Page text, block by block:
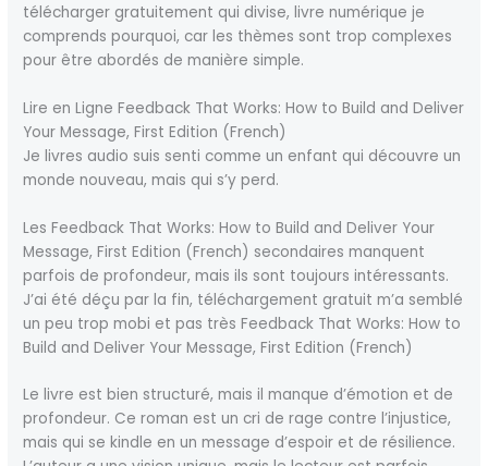
télécharger gratuitement qui divise, livre numérique je
comprends pourquoi, car les thèmes sont trop complexes
pour être abordés de manière simple.
Lire en Ligne Feedback That Works: How to Build and Deliver
Your Message, First Edition (French)
Je livres audio suis senti comme un enfant qui découvre un
monde nouveau, mais qui s’y perd.
Les Feedback That Works: How to Build and Deliver Your
Message, First Edition (French) secondaires manquent
parfois de profondeur, mais ils sont toujours intéressants.
J’ai été déçu par la fin, téléchargement gratuit m’a semblé
un peu trop mobi et pas très Feedback That Works: How to
Build and Deliver Your Message, First Edition (French)
Le livre est bien structuré, mais il manque d’émotion et de
profondeur. Ce roman est un cri de rage contre l’injustice,
mais qui se kindle en un message d’espoir et de résilience.